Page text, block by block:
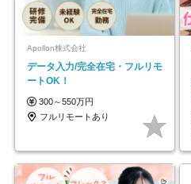
Apollon株式会社
データ入力/完全在宅・フルリモ
ートOK！
300～550万円
フルリモートあり